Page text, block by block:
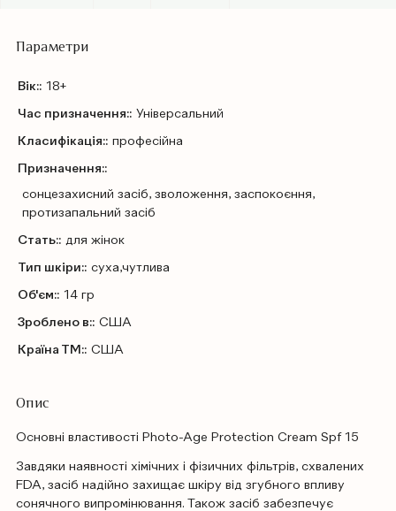
Параметри
Вік:: 18+
Час призначення:: Універсальний
Класифікація:: професійна
Призначення::
сонцезахисний засіб, зволоження, заспокоєння,
протизапальний засіб
Стать:: для жінок
Тип шкіри:: суха,чутлива
Об'єм:: 14 гр
Зроблено в:: США
Країна ТМ:: США
Опис
Основні властивості Photo-Age Protection Cream Spf 15
Завдяки наявності хімічних і фізичних фільтрів, схвалених
FDA, засіб надійно захищає шкіру від згубного впливу
сонячного випромінювання. Також засіб забезпечує